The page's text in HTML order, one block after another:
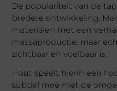
De populariteit van de
bredere ontwikkeling.
materialen met een
massaproductie, maar
zichtbaar en voelbaar is.
Hout speelt hierin een
subtiel mee met de